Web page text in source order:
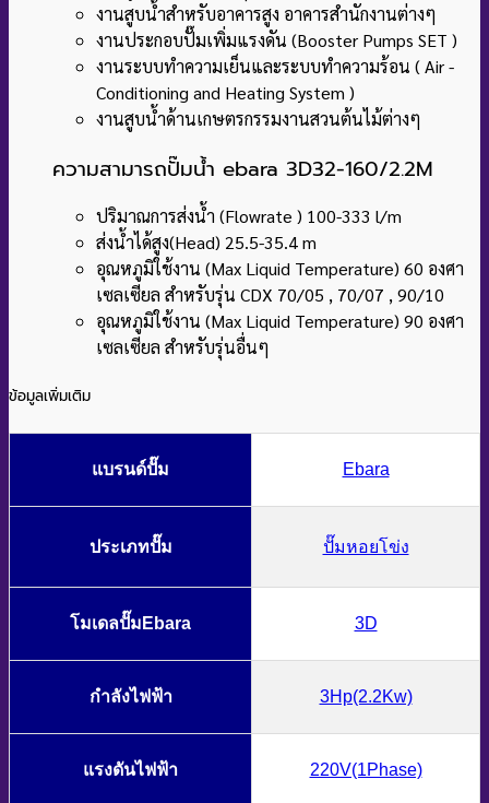
งานสูบน้ำสำหรับอาคารสูง อาคารสำนักงานต่างๆ
งานประกอบปั๊มเพิ่มแรงดัน (Booster Pumps SET )
งานระบบทำความเย็นและระบบทำความร้อน ( Air -
Conditioning and Heating System )
งานสูบน้ำด้านเกษตรกรรมงานสวนต้นไม้ต่างๆ
ความสามารถปั๊มน้ำ ebara 3D32-160/2.2M
ปริมาณการส่งน้ำ (Flowrate ) 100-333 l/m
ส่งน้ำได้สูง(Head) 25.5-35.4 m
อุณหภูมิใช้งาน (Max Liquid Temperature) 60 องศา
เซลเซียล สำหรับรุ่น CDX 70/05 , 70/07 , 90/10
อุณหภูมิใช้งาน (Max Liquid Temperature) 90 องศา
เซลเซียล สำหรับรุ่นอื่นๆ
ข้อมูลเพิ่มเติม
แบรนด์ปั๊ม Ebara
ประเภทปั๊ม ปั๊มหอยโข่ง
โมเดลปั๊มEbara 3D
กำลังไฟฟ้า 3Hp(2.2Kw)
แรงดันไฟฟ้า 220V(1Phase)